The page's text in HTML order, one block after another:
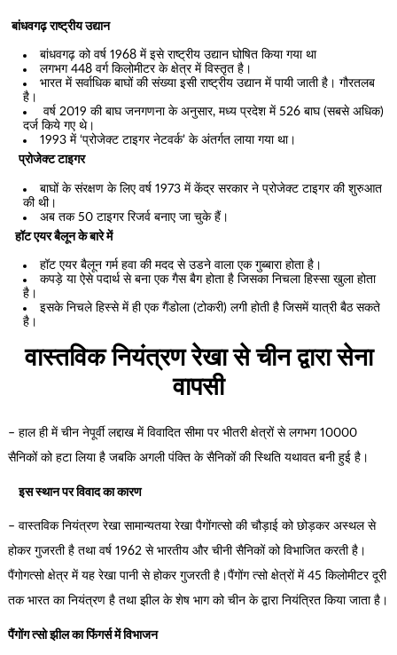
बांधवगढ़ राष्ट्रीय उद्यान
बांधवगढ़ को वर्ष 1968 में इसे राष्ट्रीय उद्यान घोषित किया गया था
लगभग 448 वर्ग किलोमीटर के क्षेत्र में विस्तृत है।
भारत में सर्वाधिक बाघों की संख्या इसी राष्ट्रीय उद्यान में पायी जाती है। गौरतलब
है।
वर्ष 2019 की बाघ जनगणना के अनुसार, मध्य प्रदेश में 526 बाघ (सबसे अधिक)
दर्ज किये गए थे।
1993 में ‘प्रोजेक्‍ट टाइगर नेटवर्क’ के अंतर्गत लाया गया था।
प्रोजेक्‍ट टाइगर
बाघों के संरक्षण के लिए वर्ष 1973 में केंद्र सरकार ने प्रोजेक्ट टाइगर की शुरुआत
की थी।
अब तक 50 टाइगर रिजर्व बनाए जा चुके हैं।
हॉट एयर बैलून के बारे में
हॉट एयर बैलून गर्म हवा की मदद से उडने वाला एक गुब्बारा होता है।
कपड़े या ऐसे पदार्थ से बना एक गैस बैग होता है जिसका निचला हिस्सा खुला होता
है।
इसके निचले हिस्से में ही एक गैंडोला (टोकरी) लगी होती है जिसमें यात्री बैठ सकते
है।
वास्तविक नियंत्रण रेखा से चीन द्वारा सेना
वापसी
– हाल ही में चीन नेपूर्वी लद्दाख में विवादित सीमा पर भीतरी क्षेत्रों से लगभग 10000
सैनिकों को हटा लिया है जबकि अगली पंक्ति के सैनिकों की स्थिति यथावत बनी हुई है।
इस स्थान पर विवाद का कारण
– वास्तविक नियंत्रण रेखा सामान्यतया रेखा पैगोंगत्सो की चौड़ाई को छोड़कर अस्थल से
होकर गुजरती है तथा वर्ष 1962 से भारतीय और चीनी सैनिकों को विभाजित करती है।
पैंगोगत्सो क्षेत्र में यह रेखा पानी से होकर गुजरती है।पैंगोंग त्सो क्षेत्रों में 45 किलोमीटर दूरी
तक भारत का नियंत्रण है तथा झील के शेष भाग को चीन के द्वारा नियंत्रित किया जाता है।
पैंगोंग त्सो झील का फिंगर्स में विभाजन